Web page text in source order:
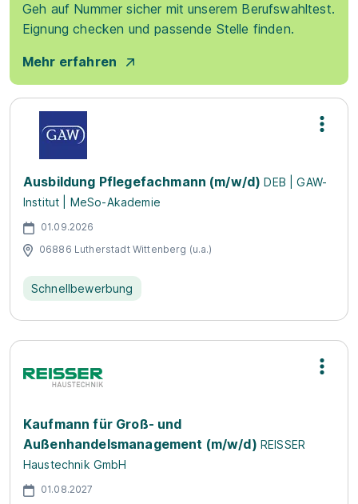
Geh auf Nummer sicher mit unserem Berufswahltest.
Eignung checken und passende Stelle finden.
Mehr erfahren
Ausbildung Pflegefachmann (m/w/d) DEB | GAW-
Institut | MeSo-Akademie
01.09.2026
06886 Lutherstadt Wittenberg (u.a.)
Schnellbewerbung
Kaufmann für Groß- und
Außenhandelsmanagement (m/w/d) REISSER
Haustechnik GmbH
01.08.2027